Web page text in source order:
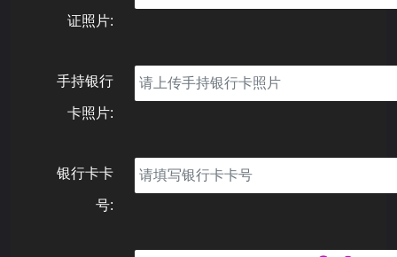
证照片:
手持银行
卡照片:
银行卡卡
号: